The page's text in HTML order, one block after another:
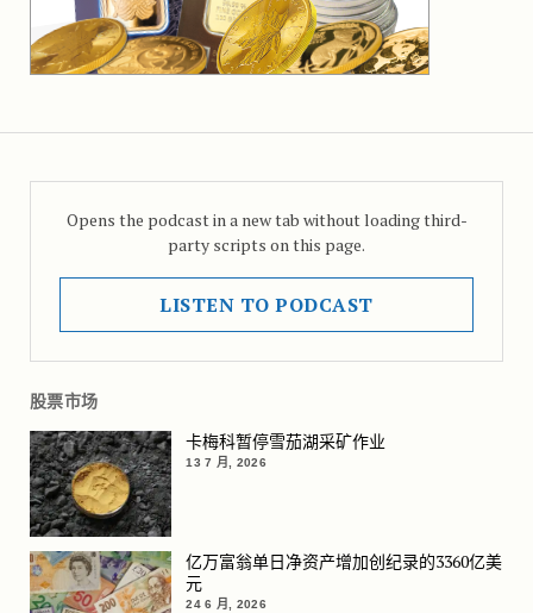
Opens the podcast in a new tab without loading third-
party scripts on this page.
LISTEN TO PODCAST
股票市场
卡梅科暂停雪茄湖采矿作业
13 7 月, 2026
亿万富翁单日净资产增加创纪录的3360亿美
元
24 6 月, 2026